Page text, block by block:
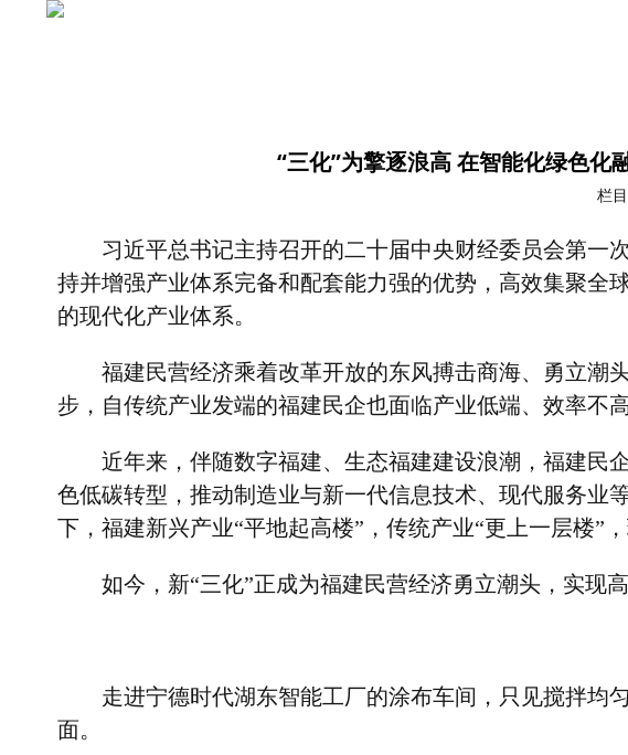
“三化”为擎逐浪高 在智能化绿色化
栏
习近平总书记主持召开的二十届中央财经委员会第一
持并增强产业体系完备和配套能力强的优势，高效集聚全
的现代化产业体系。
福建民营经济乘着改革开放的东风搏击商海、勇立潮
步，自传统产业发端的福建民企也面临产业低端、效率不
近年来，伴随数字福建、生态福建建设浪潮，福建民
色低碳转型，推动制造业与新一代信息技术、现代服务业
下，福建新兴产业“平地起高楼” ，传统产业“更上一层楼”
如今，新“三化”正成为福建民营经济勇立潮头，实现
走进宁德时代湖东智能工厂的涂布车间，只见搅拌均
面。